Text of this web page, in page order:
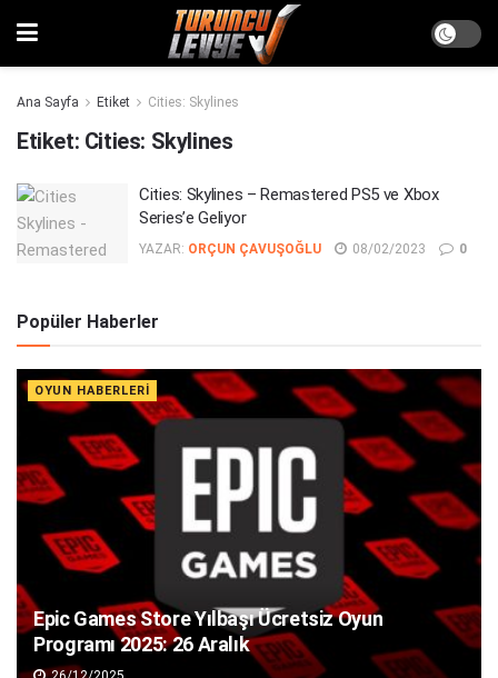
Ana Sayfa Etiket Cities: Skylines
Etiket: Cities: Skylines
Cities: Skylines – Remastered PS5 ve Xbox
Series’e Geliyor
YAZAR: ORÇUN ÇAVUŞOĞLU 08/02/2023 0
Popüler Haberler
OYUN HABERLERI
Epic Games Store Yılbaşı Ücretsiz Oyun
Programı 2025: 26 Aralık